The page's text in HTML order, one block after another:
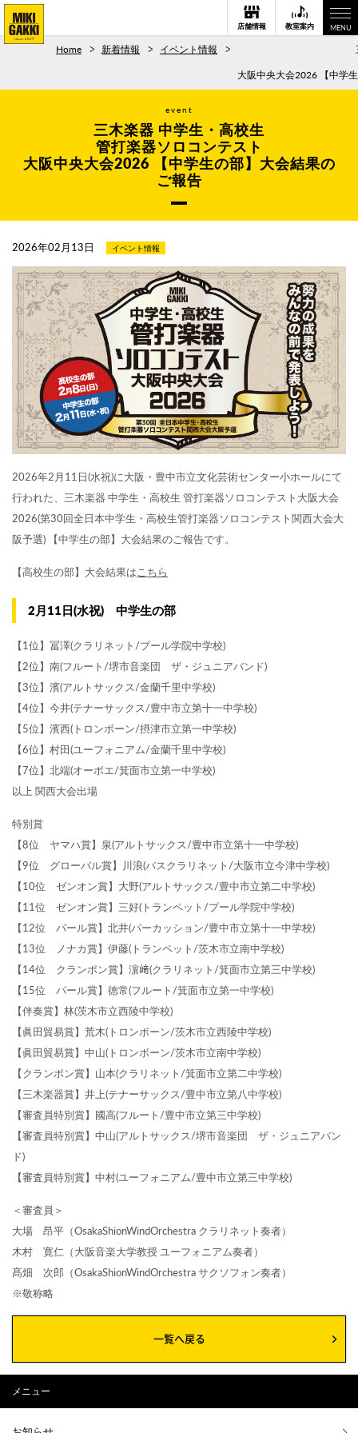
店舗情報 教室案内 MENU
Home 新着情報 イベント情報
大阪中央大会2026 【中学
event
三木楽器 中学生・高校生
管打楽器ソロコンテスト
大阪中央大会2026 【中学生の部】大会結果の
ご報告
2026年02月13日 イベント情報
2026年2月11日(水祝)に大阪・豊中市立文化芸術センター小ホールにて
行われた、三木楽器 中学生・高校生 管打楽器ソロコンテスト大阪大会
2026(第30回全日本中学生・高校生管打楽器ソロコンテスト関西大会大
阪予選) 【中学生の部】大会結果のご報告です。
【高校生の部】大会結果は こちら
2月11日(水祝) 中学生の部
【1位】冨澤(クラリネット/プール学院中学校)
【2位】南(フルート/堺市音楽団 ザ・ジュニアバンド)
【3位】濱(アルトサックス/金蘭千里中学校)
【4位】今井(テナーサックス/豊中市立第十一中学校)
【5位】濱西(トロンボーン/摂津市立第一中学校)
【6位】村田(ユーフォニアム/金蘭千里中学校)
【7位】北端(オーボエ/箕面市立第一中学校)
以上 関西大会出場
特別賞
【8位 ヤマハ賞】泉(アルトサックス/豊中市立第十一中学校)
【9位 グローバル賞】川浪(バスクラリネット/大阪市立今津中学校)
【10位 ゼンオン賞】大野(アルトサックス/豊中市立第二中学校)
【11位 ゼンオン賞】三好(トランペット/プール学院中学校)
【12位 パール賞】北井(パーカッション/豊中市立第十一中学校)
【13位 ノナカ賞】伊藤(トランペット/茨木市立南中学校)
【14位 クランポン賞】濵﨑(クラリネット/箕面市立第三中学校)
【15位 パール賞】徳常(フルート/箕面市立第一中学校)
【伴奏賞】林(茨木市立西陵中学校)
【眞田貿易賞】荒木(トロンボーン/茨木市立西陵中学校)
【眞田貿易賞】中山(トロンボーン/茨木市立南中学校)
【クランポン賞】山本(クラリネット/箕面市立第二中学校)
【三木楽器賞】井上(テナーサックス/豊中市立第八中学校)
【審査員特別賞】國高(フルート/豊中市立第三中学校)
【審査員特別賞】中山(アルトサックス/堺市音楽団 ザ・ジュニアバン
ド)
【審査員特別賞】中村(ユーフォニアム/豊中市立第三中学校)
＜審査員＞
大場 昂平（OsakaShionWindOrchestra クラリネット奏者）
木村 寛仁（大阪音楽大学教授 ユーフォニアム奏者）
髙畑 次郎（OsakaShionWindOrchestra サクソフォン奏者）
※敬称略
一覧へ戻る
メニュー